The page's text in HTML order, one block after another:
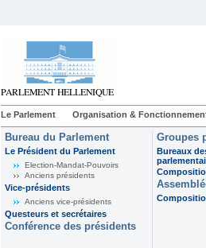
Le Parlement Organisation &
Bureau du Parlement
Le Président du Parlement
Election-Mandat-Pouvoirs
Anciens présidents
Vice-présidents
Anciens vice-présidents
Questeurs et secrétaires
Conférence des présidents
Groupes
Bureaux